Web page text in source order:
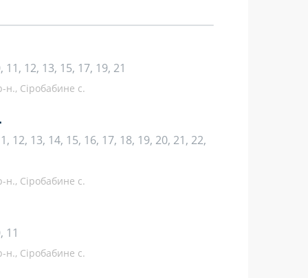
11, 12, 13, 15, 17, 19, 21
н., Сіробабине с.
12, 13, 14, 15, 16, 17, 18, 19, 20, 21, 22,
н., Сіробабине с.
11
н., Сіробабине с.